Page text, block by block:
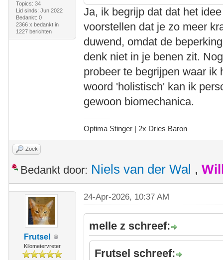
Topics: 34
Lid sinds: Jun 2022
Bedankt: 0
2366 x bedankt in
1227 berichten
Ja, ik begrijp dat dat het
voorstellen dat je zo meer
duwend, omdat de
denk niet in je benen zit.
probeer te begrijpen waar ik
woord 'holistisch' kan ik
gewoon biomechanica.
Optima Stinger | 2x Dries Baron
Zoek
Bedankt door: Niels van der Wal ,
Frutsel
Kilometervreter
24-Apr-2026, 10:37 AM
melle z schreef:
Frutsel schreef: